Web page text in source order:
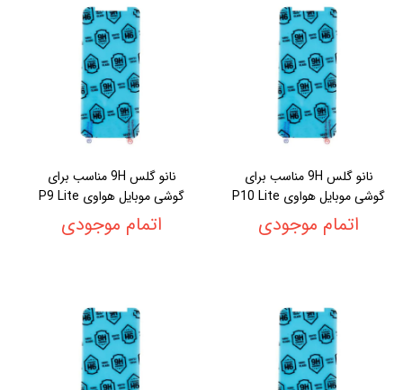
نانو گلس 9H مناسب برای
گوشی موبایل هواوی P10 Lite
اتمام موجودی
نانو گلس 9H مناسب برای
گوشی موبایل هواوی P9 Lite
اتمام موجودی